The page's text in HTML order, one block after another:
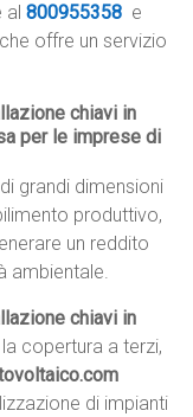
al800955358 e
offre un servizio
chiavi in
per le imprese di
grandi dimensioni
produttivo,
un reddito
ambientale.
chiavi in
copertura a terzi,
di impianti